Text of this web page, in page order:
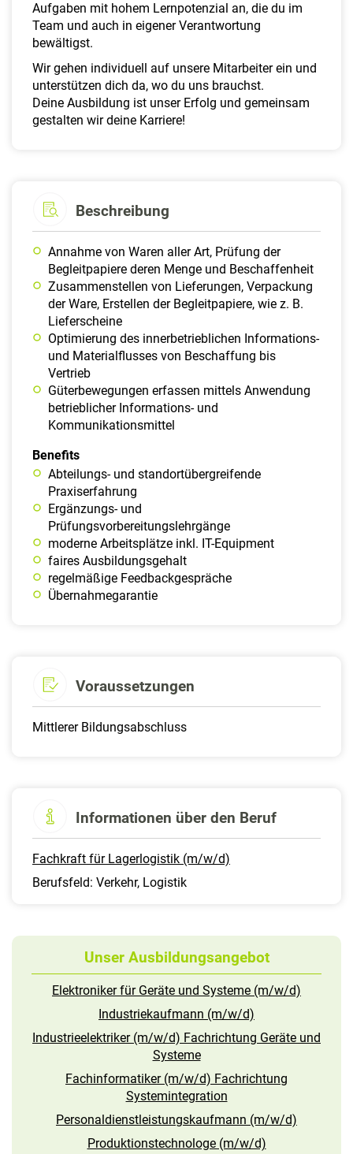
Aufgaben mit hohem Lernpotenzial an, die du im
Team und auch in eigener Verantwortung
bewältigst.
Wir gehen individuell auf unsere Mitarbeiter ein und
unterstützen dich da, wo du uns brauchst.
Deine Ausbildung ist unser Erfolg und gemeinsam
gestalten wir deine Karriere!
Beschreibung
Annahme von Waren aller Art, Prüfung der
Begleitpapiere deren Menge und Beschaffenheit
Zusammenstellen von Lieferungen, Verpackung
der Ware, Erstellen der Begleitpapiere, wie z. B.
Lieferscheine
Optimierung des innerbetrieblichen Informations-
und Materialflusses von Beschaffung bis
Vertrieb
Güterbewegungen erfassen mittels Anwendung
betrieblicher Informations- und
Kommunikationsmittel
Benefits
Abteilungs- und standortübergreifende
Praxiserfahrung
Ergänzungs- und
Prüfungsvorbereitungslehrgänge
moderne Arbeitsplätze inkl. IT-Equipment
faires Ausbildungsgehalt
regelmäßige Feedbackgespräche
Übernahmegarantie
Voraussetzungen
Mittlerer Bildungsabschluss
Informationen über den Beruf
Fachkraft für Lagerlogistik (m/w/d)
Berufsfeld: Verkehr, Logistik
Unser Ausbildungsangebot
Elektroniker für Geräte und Systeme (m/w/d)
Industriekaufmann (m/w/d)
Industrieelektriker (m/w/d) Fachrichtung Geräte und
Systeme
Fachinformatiker (m/w/d) Fachrichtung
Systemintegration
Personaldienstleistungskaufmann (m/w/d)
Produktionstechnologe (m/w/d)